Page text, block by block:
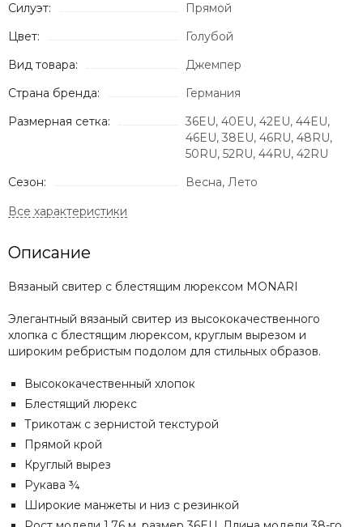
Силуэт:
Прямой
Цвет:
Голубой
Вид товара:
Джемпер
Страна бренда:
Германия
Размерная сетка:
36EU, 40EU, 42EU, 44EU,
46EU, 38EU, 46RU, 48RU,
50RU, 52RU, 44RU, 42RU
Сезон:
Весна, Лето
Описание
Вязаный свитер с блестящим люрексом MONARI
Элегантный вязаный свитер из высококачественного
хлопка с блестящим люрексом, круглым вырезом и
широким ребристым подолом для стильных образов.
Высококачественный хлопок
Блестящий люрекс
Трикотаж с зернистой текстурой
Прямой крой
Круглый вырез
Рукава ¾
Широкие манжеты и низ с резинкой